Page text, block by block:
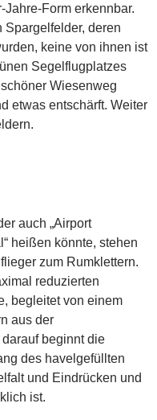
Form erkennbar.
Spargelfelder, deren
keine von ihnen ist
Segelflugplatzes
Wiesenweg
etwas entschärft. Weiter
auch „Airport
heißen könnte, stehen
zum Rumklettern.
reduzierten
begleitet von einem
aus der
beginnt die
des havelgefüllten
und Eindrücken und
ist.